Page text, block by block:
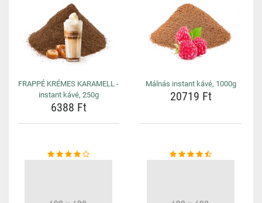
FRAPPÉ KRÉMES KARAMELL -
instant kávé, 250g
6388 Ft
Málnás instant kávé, 1000g
20719 Ft